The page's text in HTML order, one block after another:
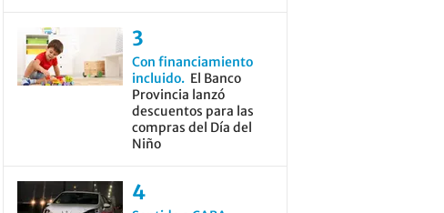
Con financiamiento
incluido
El Banco
Provincia lanzó
descuentos para las
compras del Día del
Niño